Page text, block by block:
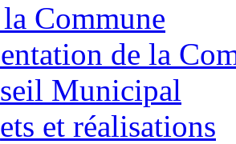
Commune
de la
Municipal
et réalisations